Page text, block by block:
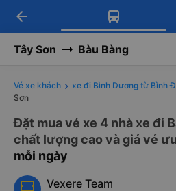
Tải app Vexere
Nhận ưu đãi thành
Tải app Vexere
-30k/ghế khi đặt vé
arrow_back
Tây Sơn Bàu Bàng
Vé xe khách xe đi Bình Dương từ Bình
Sơn
Đặt mua vé xe 4 nhà xe đi
chất lượng cao và giá vé
mỗi ngày
Vexere Team